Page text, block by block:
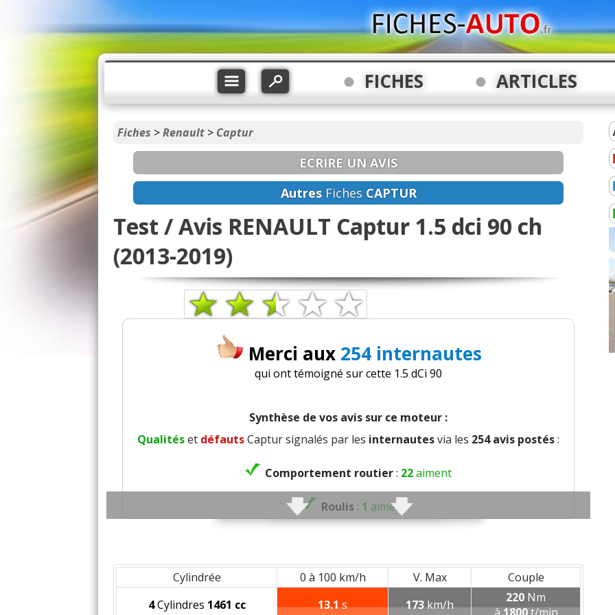
FICHES ARTICLES
Fiches >Renault > Captur
ECRIRE UN AVIS
AutresFiches CAPTUR
Test / Avis RENAULT Captur 1.5 dci 90 ch
(2013-2019)
Merci aux 254 internautes
qui ont témoigné sur cette 1.5 dCi 90
Synthèse de vos avis sur ce moteur :
Qualitéset défautsCaptur signalés par les internautesvia les 254 avis postés:
Comportement routier: 22aiment
Roulis : 1 aime
Consistance direction aime
Freinage:4aiment7n'aiment pas
Cylindrée 0 à 100 km/h V. Max
Couple
4Cylindres 1461 cc 13.1s 173km/h 220 Nm